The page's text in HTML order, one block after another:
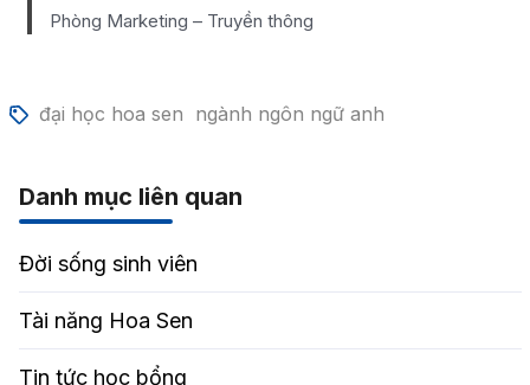
Phòng Marketing – Truyền thông
đại học hoa sen ngành ngôn ngữ anh
Danh mục liên quan
Đời sống sinh viên
Tài năng Hoa Sen
Tin tức học bổng